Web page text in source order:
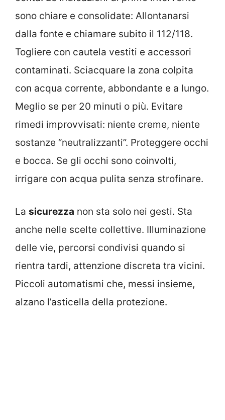
sono chiare e consolidate: Allontanarsi
dalla fonte e chiamare subito il 112/118.
Togliere con cautela vestiti e accessori
contaminati. Sciacquare la zona colpita
con acqua corrente, abbondante e a lungo.
Meglio se per 20 minuti o più. Evitare
rimedi improvvisati: niente creme, niente
sostanze “neutralizzanti”. Proteggere occhi
e bocca. Se gli occhi sono coinvolti,
irrigare con acqua pulita senza strofinare.
La sicurezza non sta solo nei gesti. Sta
anche nelle scelte collettive. Illuminazione
delle vie, percorsi condivisi quando si
rientra tardi, attenzione discreta tra vicini.
Piccoli automatismi che, messi insieme,
alzano l’asticella della protezione.